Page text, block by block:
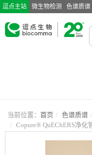
逗点主站 微生物检测 色谱质谱
当前位置： 首页 色谱质谱
Copure® QuEChERS净化